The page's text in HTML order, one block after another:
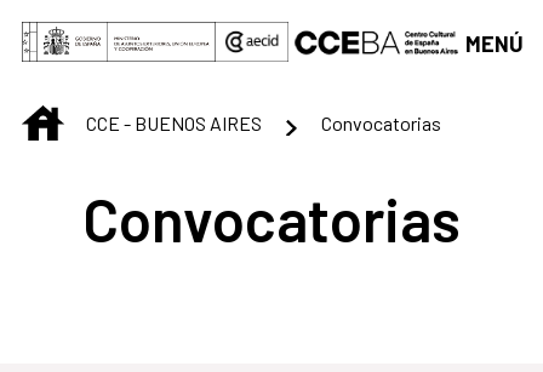
Saltar al contenido principal
MENÚ
INICIOCCE - BUENOS AIRES Convocatorias
Convocatorias